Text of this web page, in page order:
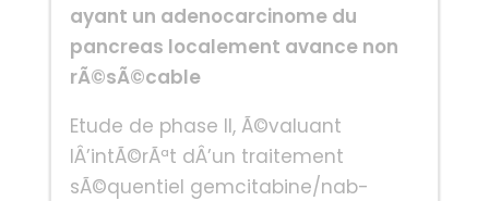
ayant un adenocarcinome du
pancreas localement avance non
rÃ©sÃ©cable
Etude de phase II, Ã©valuant
lÂ’intÃ©rÃªt dÂ’un traitement
sÃ©quentiel gemcitabine/nab-